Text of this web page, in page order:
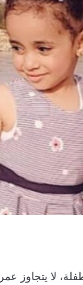
لا يتجاوز